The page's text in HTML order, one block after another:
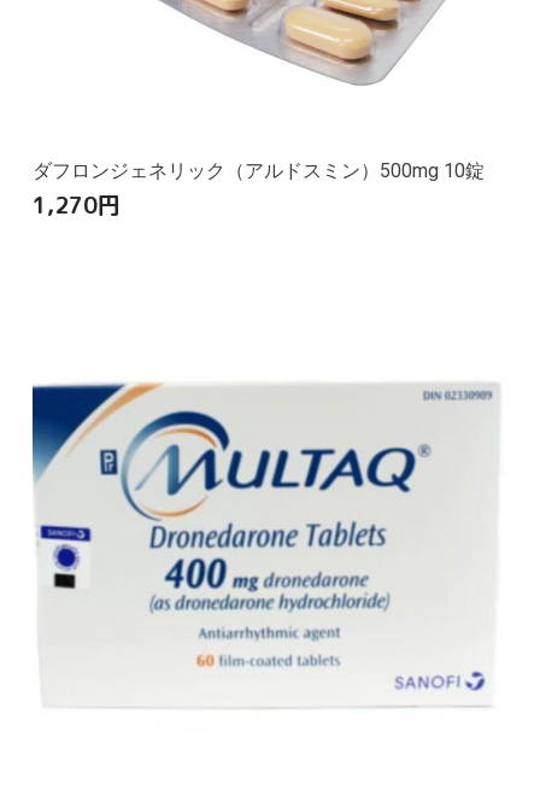
ダフロンジェネリック（アルドスミン）500mg 10錠
1,270円